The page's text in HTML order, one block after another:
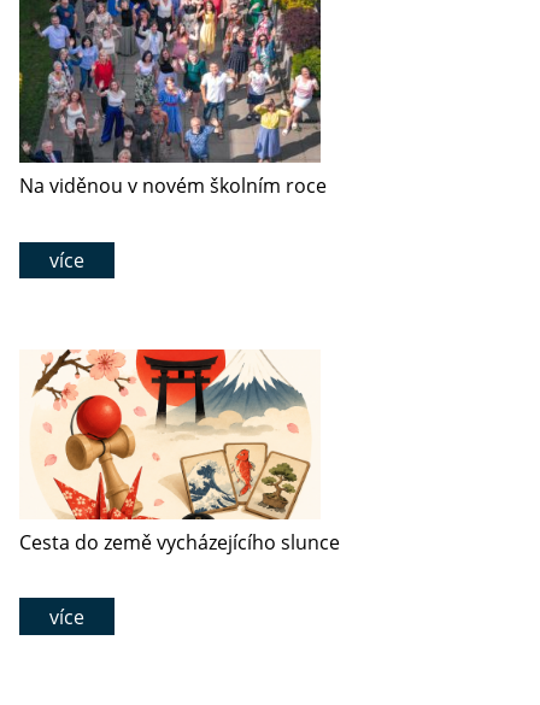
Na viděnou v novém školním roce
více
Cesta do země vycházejícího slunce
více